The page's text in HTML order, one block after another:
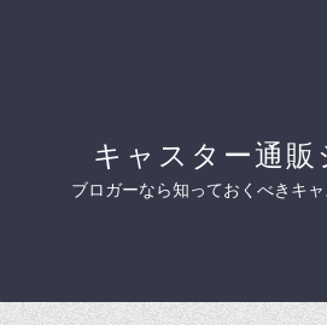
キャスター通販
ブロガーなら知っておくべきキ